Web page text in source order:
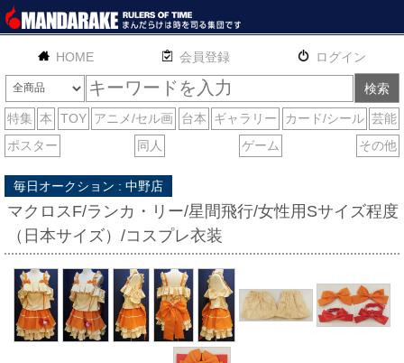
HOME English 通販 サイトマップ お問い合わせ
毎日オークション : 中野店
マクロスF/ランカ・リー/星間飛行/女性用Sサイズ程度
（日本サイズ）/コスプレ衣装